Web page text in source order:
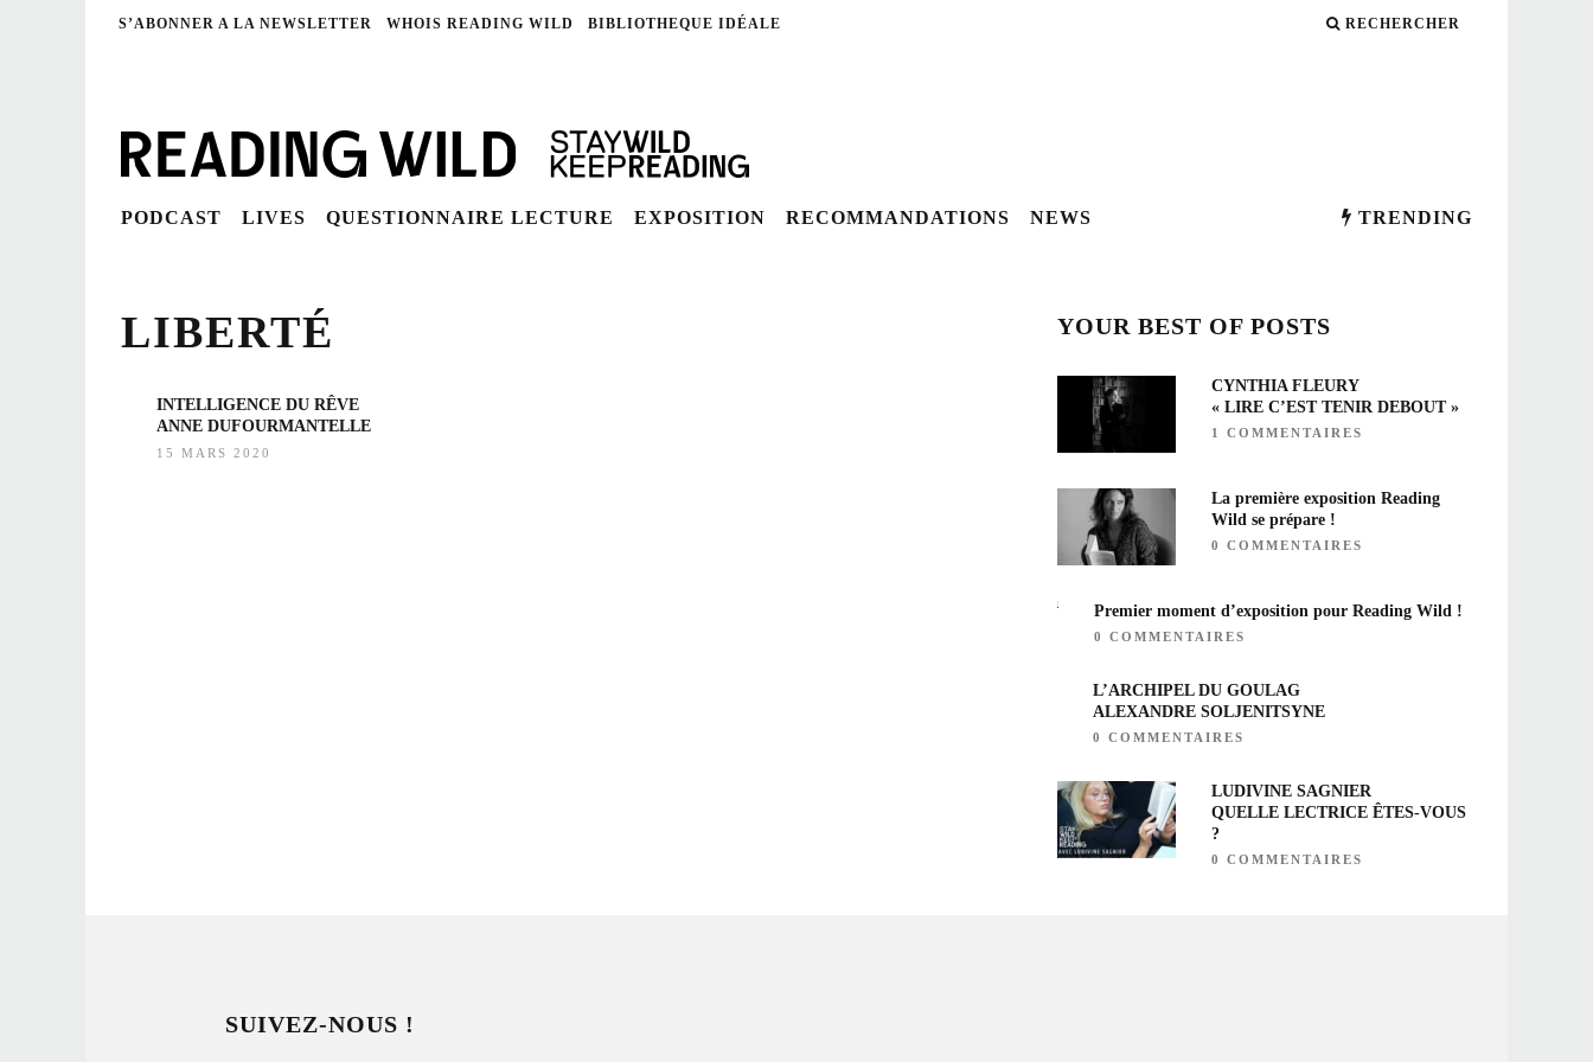
S’ABONNER A LA NEWSLETTER WHOIS READING WILD BIBLIOTHEQUE IDÉALE RECHERCHER
PODCAST LIVES QUESTIONNAIRE LECTURE EXPOSITION RECOMMANDATIONS NEWS TRENDING
LIBERTÉ
INTELLIGENCE DU RÊVE
ANNE DUFOURMANTELLE
15 MARS 2020
YOUR BEST OF POSTS
CYNTHIA FLEURY
« LIRE C’EST TENIR DEBOUT »
1 COMMENTAIRES
La première exposition Reading
Wild se prépare !
0 COMMENTAIRES
Premier moment d’exposition pour Reading Wild !
0 COMMENTAIRES
L’ARCHIPEL DU GOULAG
ALEXANDRE SOLJENITSYNE
0 COMMENTAIRES
LUDIVINE SAGNIER
QUELLE LECTRICE ÊTES-VOUS
?
0 COMMENTAIRES
SUIVEZ-NOUS !